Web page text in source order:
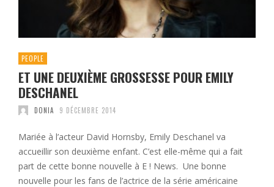
PEOPLE
ET UNE DEUXIÈME GROSSESSE POUR EMILY
DESCHANEL
DONIA 9 DÉCEMBRE 2014
Mariée à l’acteur David Hornsby, Emily Deschanel va
accueillir son deuxième enfant. C’est elle-même qui a fait
part de cette bonne nouvelle à E ! News. Une bonne
nouvelle pour les fans de l’actrice de la série américaine